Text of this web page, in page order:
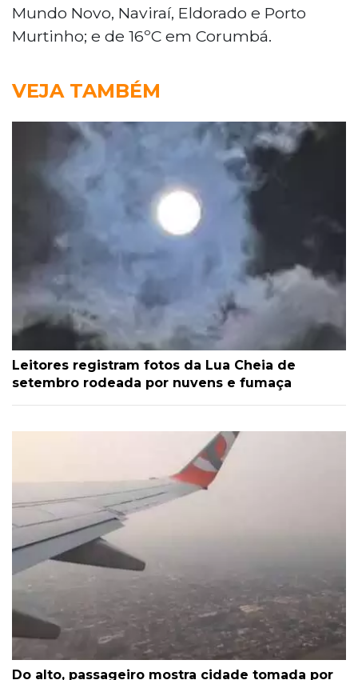
Mundo Novo, Naviraí, Eldorado e Porto
Murtinho; e de 16ºC em Corumbá.
VEJA TAMBÉM
Leitores registram fotos da Lua Cheia de
setembro rodeada por nuvens e fumaça
Do alto, passageiro mostra cidade tomada por